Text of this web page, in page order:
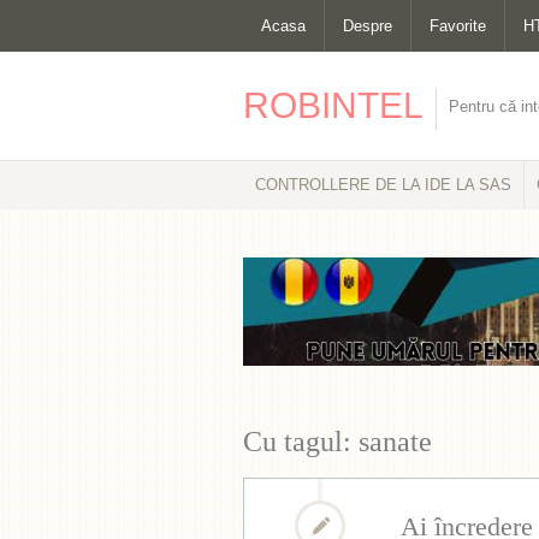
Acasa Despre Favorite
ROBINTEL Pentru că
CONTROLLERE DE LA IDE LA SAS
Cu tagul: sanate
Ai